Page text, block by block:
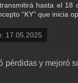
hasta el 18
“KY” que inicia
17.05.2025
pérdidas y mejoró